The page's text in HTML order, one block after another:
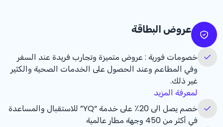
عروض البطاقة
خصومات فورية : عروض متميزة وتجارب فريدة عند السفر
وفي المطاعم وعند الحصول على الخدمات الصحية والكثير
غير ذلك.
لمعرفة المزيد
خصم يصل الى 20٪ على خدمة “YQ” للاستقبال والمساعدة
في أكثر من 450 وجهة مطار عالمية